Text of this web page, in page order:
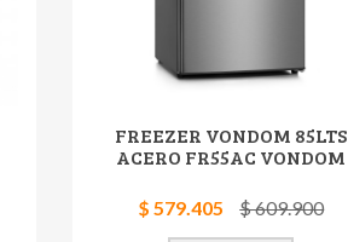
FREEZER VONDOM 85LTS
ACERO FR55AC VONDOM
$ 579.405 $ 609.900